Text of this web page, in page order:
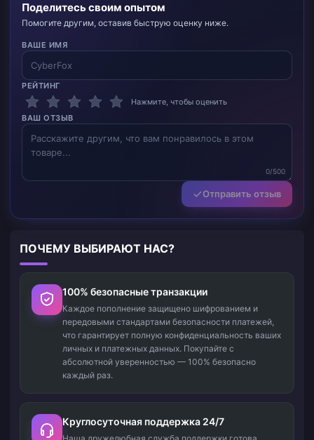
Поделитесь своим опытом
Помогите другим, оставив быструю оценку ниже.
ВАШЕ ИМЯ
РЕЙТИНГ
Нажмите, чтобы оценить
ВАШ ОТЗЫВ
0/500
Отправить отзыв
ПОЧЕМУ ВЫБИРАЮТ НАС?
100% безопасные транзакции
Каждое пополнение защищено шифрованием и
передовыми стандартами безопасности платежей,
что гарантирует полную конфиденциальность ваших
личных и платежных данных. Покупайте с
абсолютной уверенностью — 100% безопасно
каждый раз.
Круглосуточная поддержка 24/7